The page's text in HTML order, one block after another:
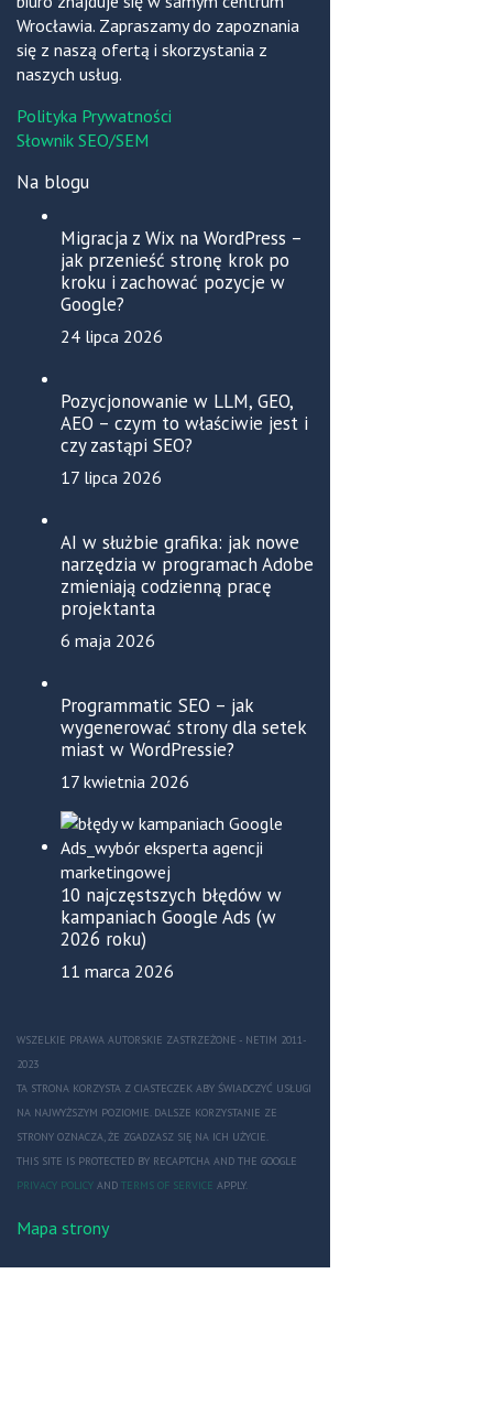
Wrocławia. Zapraszamy do zapoznania
się z naszą ofertą i skorzystania z
naszych usług.
Polityka Prywatności
Słownik SEO/SEM
Na blogu
Migracja z Wix na WordPress –
jak przenieść stronę krok po
kroku i zachować pozycje w
Google?
24 lipca 2026
Pozycjonowanie w LLM, GEO,
AEO – czym to właściwie jest i
czy zastąpi SEO?
17 lipca 2026
AI w służbie grafika: jak nowe
narzędzia w programach Adobe
zmieniają codzienną pracę
projektanta
6 maja 2026
Programmatic SEO – jak
wygenerować strony dla setek
miast w WordPressie?
17 kwietnia 2026
10 najczęstszych błędów w
kampaniach Google Ads (w
2026 roku)
11 marca 2026
WSZELKIE PRAWA AUTORSKIE ZASTRZEŻONE - NETIM 2011-
2023
TA STRONA KORZYSTA Z CIASTECZEK ABY ŚWIADCZYĆ USŁUGI
NA NAJWYŻSZYM POZIOMIE. DALSZE KORZYSTANIE ZE
STRONY OZNACZA, ŻE ZGADZASZ SIĘ NA ICH UŻYCIE.
THIS SITE IS PROTECTED BY RECAPTCHA AND THE GOOGLE
PRIVACY POLICY AND TERMS OF SERVICE APPLY.
Mapa strony